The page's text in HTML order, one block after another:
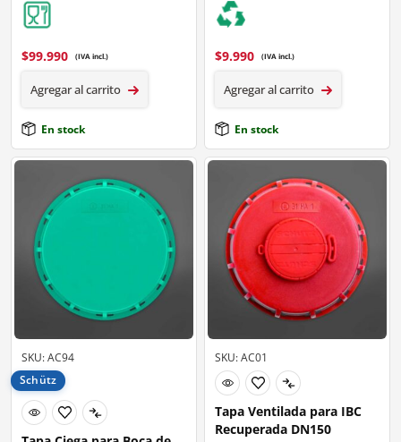
$99.990 (IVA incl.)
Agregar al carrito
En stock
$9.990 (IVA incl.)
Agregar al carrito
En stock
SKU: AC94
Schütz
SKU: AC01
Tapa Ventilada para IBC
Recuperada DN150